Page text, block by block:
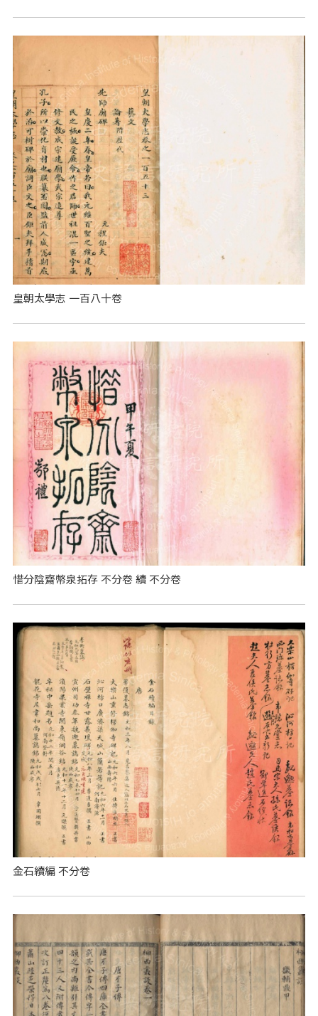
皇朝太學志 一百八十卷
惜分陰齋幣泉拓存 不分卷 續 不分卷
金石續編 不分卷